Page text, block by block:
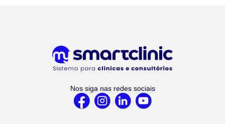
Nos siga nas redes sociais